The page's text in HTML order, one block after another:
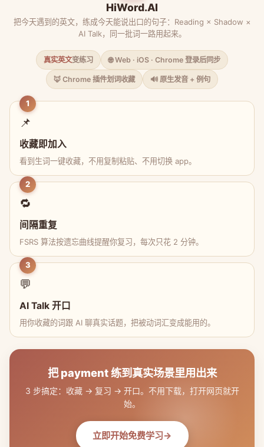
HiWord.AI
把今天遇到的英文，练成今天能说出口的句子：Reading × Shadow ×
AI Talk，同一批词一路用起来。
真实英文变练习 🌐 Web · iOS · Chrome 登录后同步
🦊 Chrome 插件划词收藏 🔊 原生发音 + 例句
1
📌
收藏即加入
看到生词一键收藏，不用复制粘贴、不用切换 app。
2
🔁
间隔重复
FSRS 算法按遗忘曲线提醒你复习，每次只花 2 分钟。
3
💬
AI Talk 开口
用你收藏的词跟 AI 聊真实话题，把被动词汇变成能用的。
把 payment 练到真实场景里用出来
3 步搞定：收藏 → 复习 → 开口。不用下载，打开网页就开
始。
立即开始免费学习